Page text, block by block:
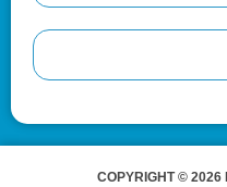
COPYRIGHT © 2026